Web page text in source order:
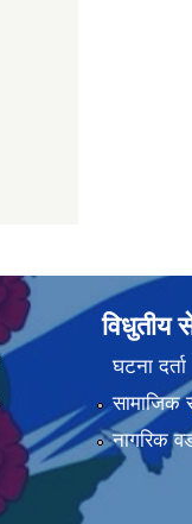
विधुतीय
घटना दर्ता
सामाजिक
नागरिक